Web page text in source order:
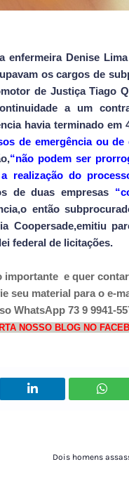
enfermeira Denise
os cargos de
de Justiça Tiago
a um
havia terminado em
de emergência ou de
“não podem ser
realização do
de duas empresas
então
Coopersade,emitiu
federal de licitações.
importante e quer
seu material para o e-
WhatsApp 73 9 9941-
NOSSO BLOG NO
Dois homens